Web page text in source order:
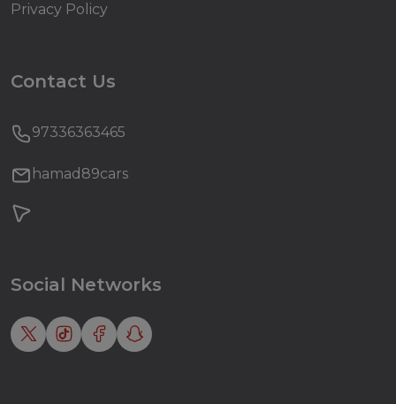
Privacy Policy
Contact Us
97336363465
hamad89cars
Social Networks